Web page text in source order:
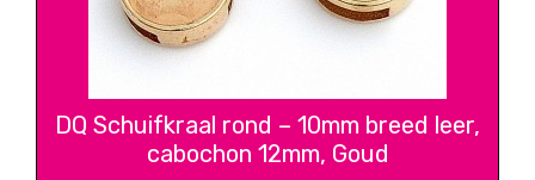
DQ Schuifkraal rond – 10mm breed leer,
cabochon 12mm, Goud